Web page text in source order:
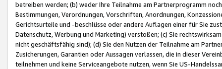
betreiben werden; (b) weder Ihre Teilnahme am Partnerprogramm
Bestimmungen, Verordnungen, Vorschriften, Anordnungen,
Gerichtsurteile und -beschlüsse oder andere Auflagen einer für Sie
Datenschutz, Werbung und Marketing) verstoßen; (c) Sie
nicht geschäftsfähig sind); (d) Sie den Nutzen der Teilnahme am
Zusicherungen, Garantien oder Aussagen verlassen, die in dieser
teilnehmen und keine Serviceangebote nutzen, wenn Sie US-